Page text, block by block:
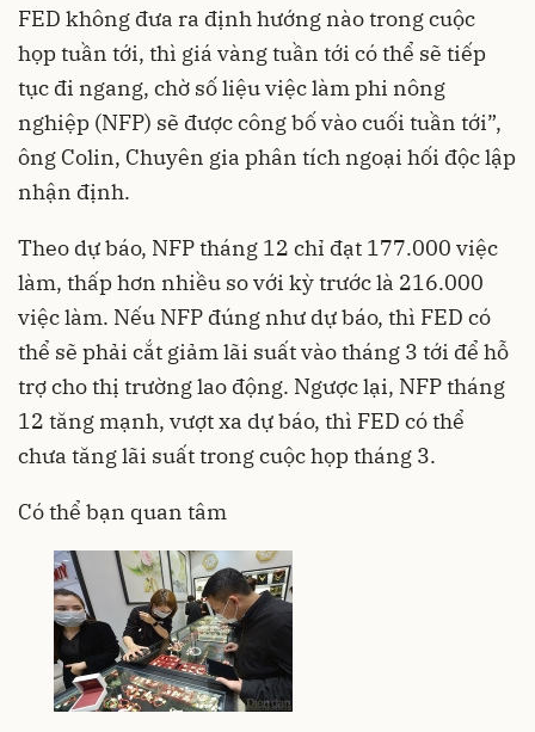
FED không đưa ra định hướng nào trong cuộc
họp tuần tới, thì giá vàng tuần tới có thể sẽ tiếp
tục đi ngang, chờ số liệu việc làm phi nông
nghiệp (NFP) sẽ được công bố vào cuối tuần tới”,
ông Colin, Chuyên gia phân tích ngoại hối độc lập
nhận định.
Theo dự báo, NFP tháng 12 chỉ đạt 177.000 việc
làm, thấp hơn nhiều so với kỳ trước là 216.000
việc làm. Nếu NFP đúng như dự báo, thì FED có
thể sẽ phải cắt giảm lãi suất vào tháng 3 tới để hỗ
trợ cho thị trường lao động. Ngược lại, NFP tháng
12 tăng mạnh, vượt xa dự báo, thì FED có thể
chưa tăng lãi suất trong cuộc họp tháng 3.
Có thể bạn quan tâm